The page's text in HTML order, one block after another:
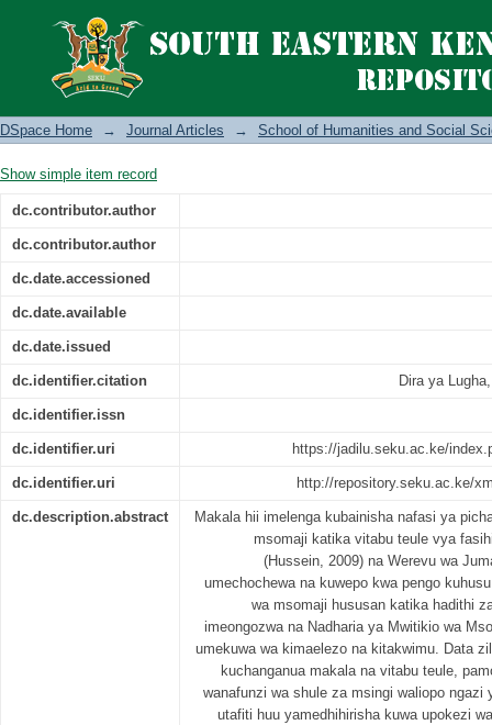
Nafasi ya picha katika kukuza
watoto
DSpace Home → Journal Articles → School of Humanities and Social
Show simple item record
dc.contributor.author
dc.contributor.author
dc.date.accessioned
dc.date.available
dc.date.issued
dc.identifier.citation Dira ya
dc.identifier.issn
dc.identifier.uri https://jadilu.seku.ac.ke/
dc.identifier.uri http://repository.seku.ac.ke/
dc.description.abstract
Makala hii imelenga kubainisha nafasi ya
msomaji katika vitabu teule vya
(Hussein, 2009) na Werevu wa
umechochewa na kuwepo kwa pengo
wa msomaji hususan katika hadithi
imeongozwa na Nadharia ya Mwitikio wa
umekuwa wa kimaelezo na kitakwimu. Data
kuchanganua makala na vitabu teule,
wanafunzi wa shule za msingi waliopo ngazi
utafiti huu yamedhihirisha kuwa upokezi